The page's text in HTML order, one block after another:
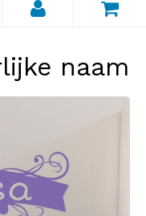
naam